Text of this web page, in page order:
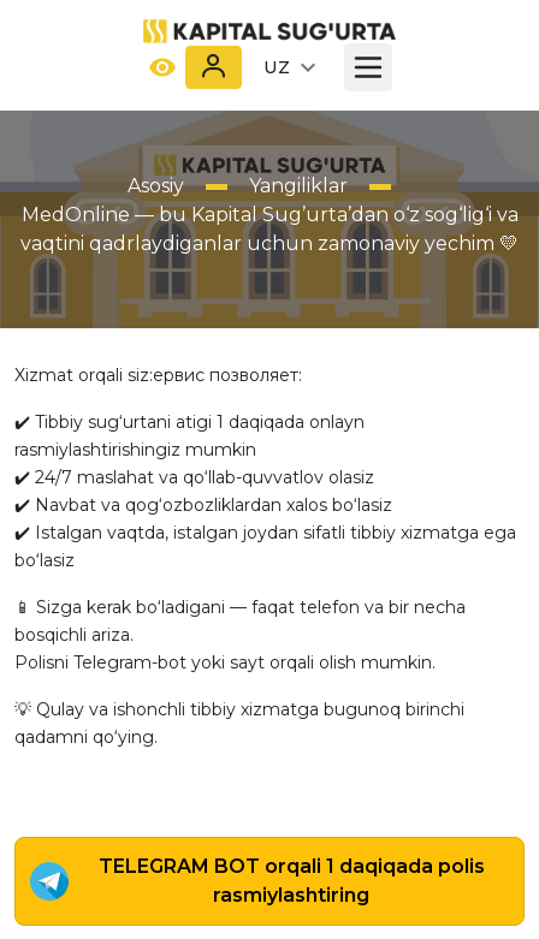
UZ
Asosiy
Yangiliklar
MedOnline — bu Kapital Sug’urta’dan o‘z sog‘lig‘i va
vaqtini qadrlaydiganlar uchun zamonaviy yechim 💛
Xizmat orqali siz:ервис позволяет:
✔️ Tibbiy sug‘urtani atigi 1 daqiqada onlayn
rasmiylashtirishingiz mumkin
✔️ 24/7 maslahat va qo‘llab-quvvatlov olasiz
✔️ Navbat va qog‘ozbozliklardan xalos bo‘lasiz
✔️ Istalgan vaqtda, istalgan joydan sifatli tibbiy xizmatga ega
bo‘lasiz
📱 Sizga kerak bo‘ladigani — faqat telefon va bir necha
bosqichli ariza.
Polisni Telegram-bot yoki sayt orqali olish mumkin.
💡 Qulay va ishonchli tibbiy xizmatga bugunoq birinchi
qadamni qo‘ying.
TELEGRAM BOT orqali 1 daqiqada polis
rasmiylashtiring